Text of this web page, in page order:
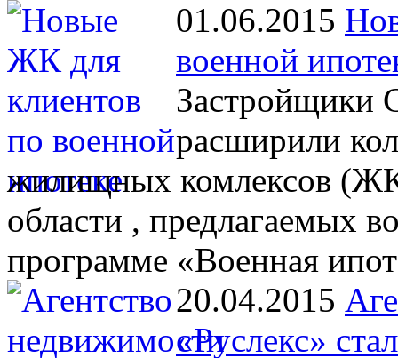
01.06.2015
военной
Застройщики
расширили
жилищных комлексов
области , предлагаемых
программе «Военная
20.04.2015
«Руслекс»